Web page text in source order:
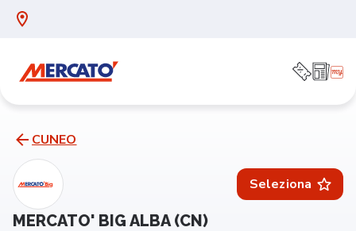
CUNEO
Seleziona
MERCATO' BIG ALBA (CN)